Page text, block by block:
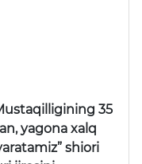
35
yagona xalq
shiori